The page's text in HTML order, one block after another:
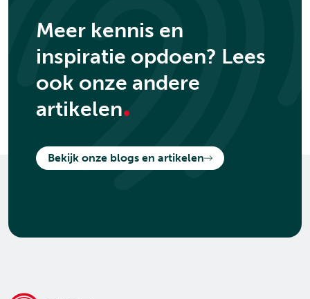
Meer kennis en
inspiratie opdoen? Lees
ook onze andere
artikelen.
Bekijk onze blogs en artikelen